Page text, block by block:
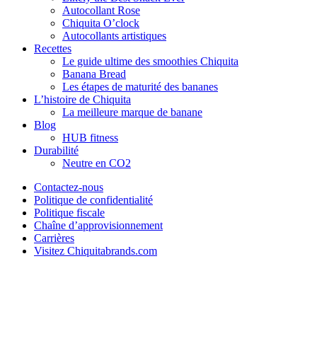
Autocollant Rose
Chiquita O’clock
Autocollants artistiques
Recettes
Le guide ultime des smoothies Chiquita
Banana Bread
Les étapes de maturité des bananes
L’histoire de Chiquita
La meilleure marque de banane
Blog
HUB fitness
Durabilité
Neutre en CO2
Contactez-nous
Politique de confidentialité
Politique fiscale
Chaîne d’approvisionnement
Carrières
Visitez Chiquitabrands.com